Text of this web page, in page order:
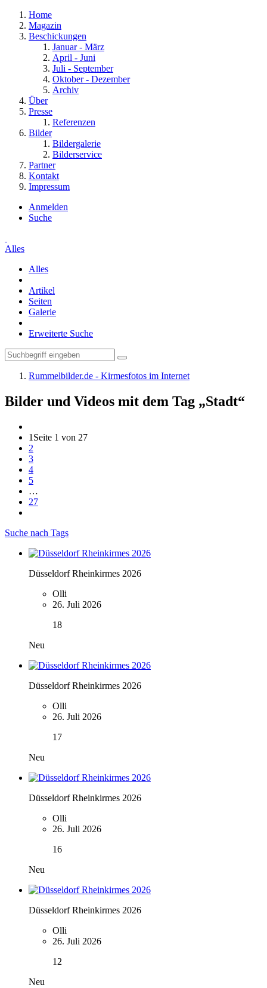
Home
Magazin
Beschickungen
Januar - März
April - Juni
Juli - September
Oktober - Dezember
Archiv
Über
Presse
Referenzen
Bilder
Bildergalerie
Bilderservice
Partner
Kontakt
Impressum
Anmelden
Suche
Alles
Alles
Artikel
Seiten
Galerie
Erweiterte Suche
Rummelbilder.de - Kirmesfotos im Internet
Bilder und Videos mit dem Tag „Stadt“
1 Seite 1 von 27
2
3
4
5
…
27
Suche nach Tags
Düsseldorf Rheinkirmes 2026
Olli
26. Juli 2026
18
Neu
Düsseldorf Rheinkirmes 2026
Olli
26. Juli 2026
17
Neu
Düsseldorf Rheinkirmes 2026
Olli
26. Juli 2026
16
Neu
Düsseldorf Rheinkirmes 2026
Olli
26. Juli 2026
12
Neu